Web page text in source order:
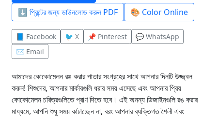
⬇️ প্রিন্টের জন্য ডাউনলোড করুন PDF
🎨 Color Online
📘 Facebook 🐦 X 📌 Pinterest
💬 WhatsApp
✉️ Email
আমাদের কোকোমেলন রঙ করার পাতার সংগ্রহের সাথে আপনার দিনটি উজ্জ্বল
করুন! শিশুদের, আপনার মার্কারগুলি ধরার সময় এসেছে এবং আপনার প্রিয়
কোকোমেলন চরিত্রগুলিতে প্রাণ দিতে হবে। এই অনন্য ডিজাইনগুলি রঙ করার
মাধ্যমে, আপনি শুধু সময় কাটাচ্ছেন না, বরং আপনার ব্যক্তিগত শৈলী এবং